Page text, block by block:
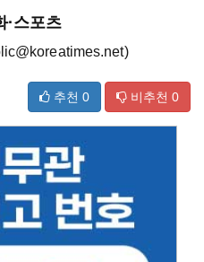
스포츠
추천 0 비추천 0